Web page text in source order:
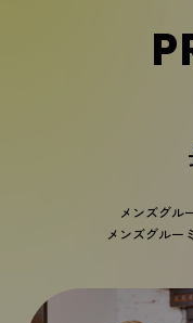
メンズグル
メンズグルー